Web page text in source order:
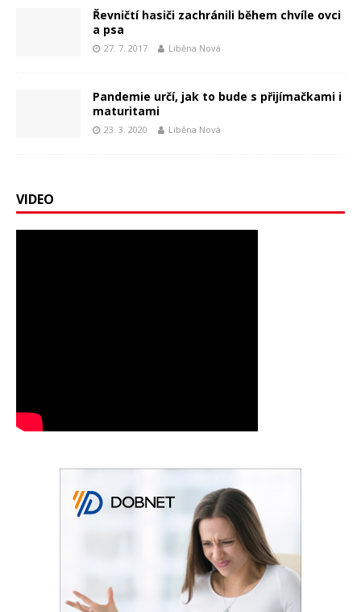
Řevničtí hasiči zachránili během chvíle ovci
a psa
27. 7. 2017 Liběna Nová
Pandemie určí, jak to bude s přijímačkami i
maturitami
23. 3. 2020 Liběna Nová
VIDEO